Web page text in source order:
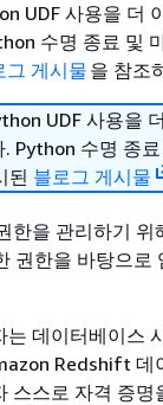
UDF 사용을 더
수명 종료 및
그 게시물 을 참조
UDF 사용을
Python 수명 종
된 블로그 게시물
한을 관리하기
권한을 바탕으로
데이터베이스
Redshift 데
스스로 자격 증명